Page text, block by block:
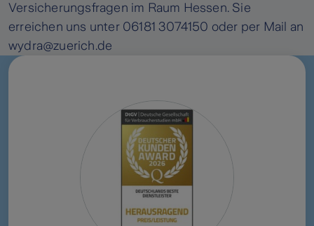
Versicherungsfragen im Raum Hessen. Sie
erreichen uns unter 06181 3074150 oder per Mail an
wydra@zuerich.de